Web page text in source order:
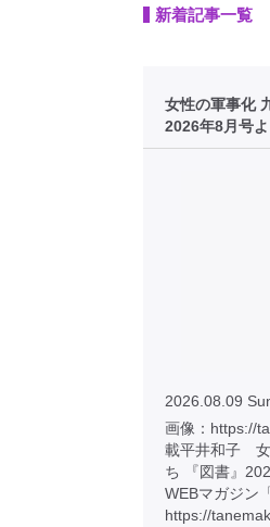
新着記事一覧
女性の軍事化
2026年8月号よ
2026.08.09
画像：https://
載平井和子 女
ち 『図書』
WEBマガジン
https://